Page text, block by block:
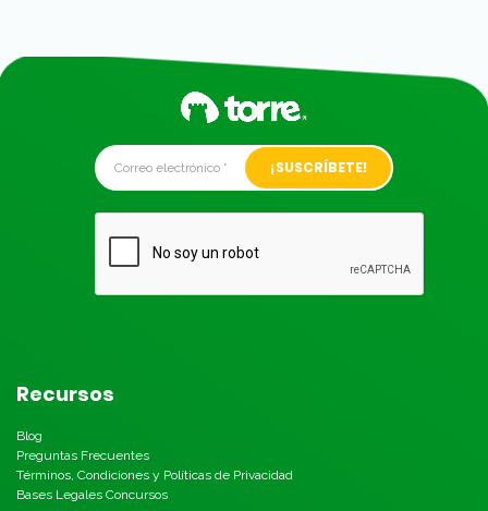
Alternative:
Recursos
Blog
Preguntas Frecuentes
Términos, Condiciones y Políticas de Privacidad
Bases Legales Concursos